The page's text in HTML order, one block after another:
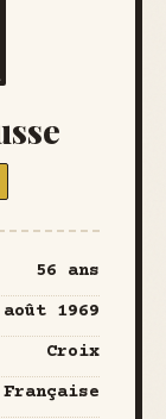
56 ans
1969
Croix
Française